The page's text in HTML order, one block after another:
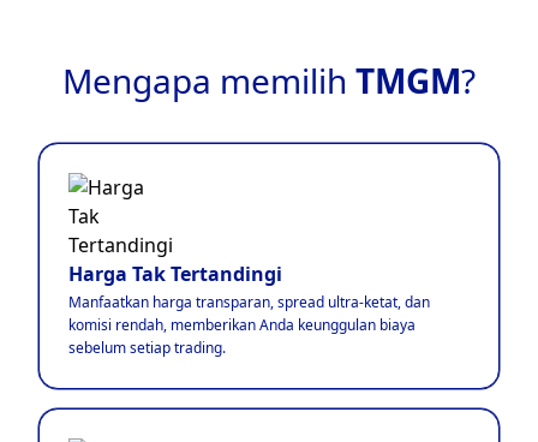
Mengapa memilih TMGM?
Harga Tak Tertandingi
Manfaatkan harga transparan, spread ultra-ketat, dan
komisi rendah, memberikan Anda keunggulan biaya
sebelum setiap trading.